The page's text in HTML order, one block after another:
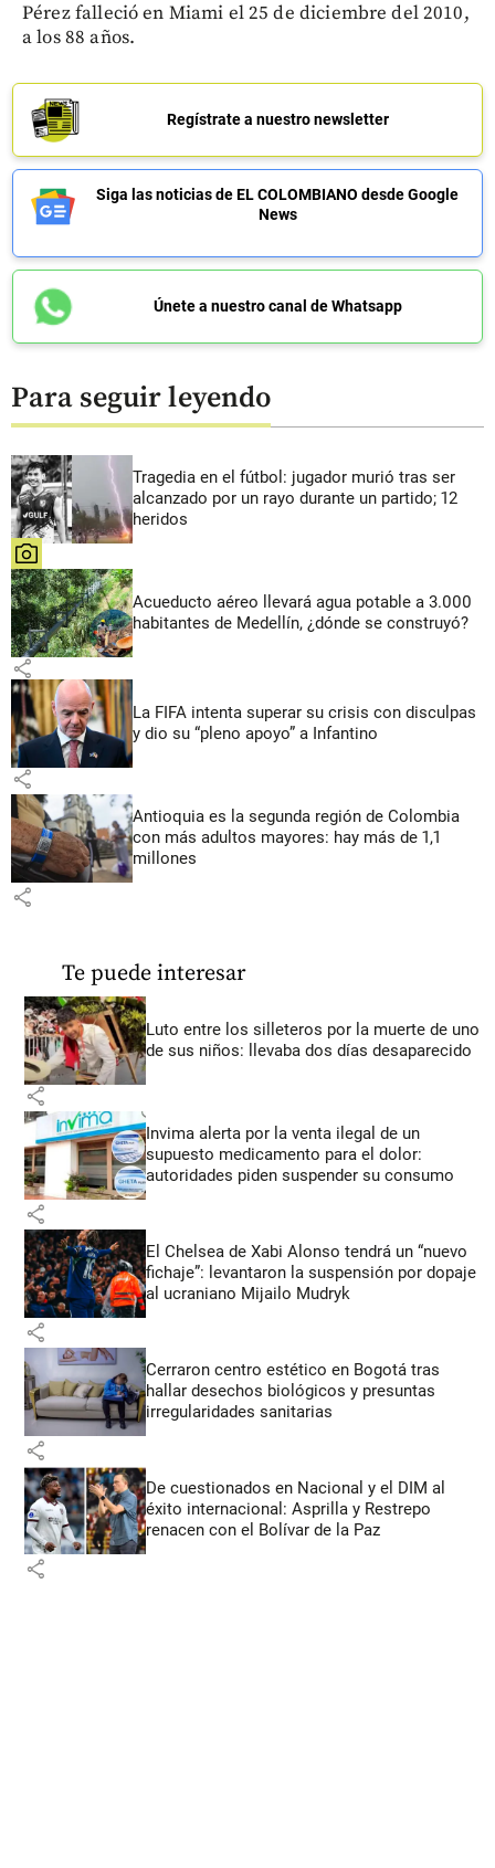
Pérez falleció en Miami el 25 de diciembre del 2010,
a los 88 años.
Regístrate a nuestro newsletter
Siga las noticias de EL COLOMBIANO desde Google
News
Únete a nuestro canal de Whatsapp
Para seguir leyendo
Tragedia en el fútbol: jugador murió tras ser
alcanzado por un rayo durante un partido; 12
heridos
share
Acueducto aéreo llevará agua potable a 3.000
habitantes de Medellín, ¿dónde se construyó?
share
La FIFA intenta superar su crisis con disculpas
y dio su “pleno apoyo” a Infantino
share
Antioquia es la segunda región de Colombia
con más adultos mayores: hay más de 1,1
millones
share
Te puede interesar
Luto entre los silleteros por la muerte de uno
de sus niños: llevaba dos días desaparecido
share
Invima alerta por la venta ilegal de un
supuesto medicamento para el dolor:
autoridades piden suspender su consumo
share
El Chelsea de Xabi Alonso tendrá un “nuevo
fichaje”: levantaron la suspensión por dopaje
al ucraniano Mijailo Mudryk
share
Cerraron centro estético en Bogotá tras
hallar desechos biológicos y presuntas
irregularidades sanitarias
share
De cuestionados en Nacional y el DIM al
éxito internacional: Asprilla y Restrepo
renacen con el Bolívar de la Paz
share